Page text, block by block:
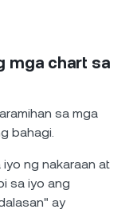
mga chart sa
sa mga
bahagi.
ng nakaraan at
sa iyo ang
ay